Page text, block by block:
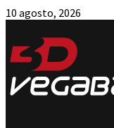
10 agosto, 2026